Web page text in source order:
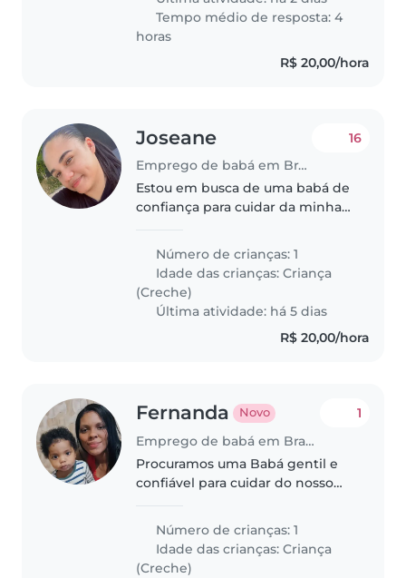
Tempo médio de resposta: 4
horas
R$ 20,00/hora
Joseane
Emprego de babá em Brasília
16
Estou em busca de uma babá de
confiança para cuidar da minha
paciência e responsabilidade.
Procuro alguém que realmente
goste de crianças, seja atenciosa
e..
Número de crianças: 1
Idade das crianças:Criança
(Creche)
Última atividade: há 5 dias
R$ 20,00/hora
Fernanda Novo
Emprego de babá em Brasília
1
Procuramos uma Babá gentil e
confiável para cuidar do nosso
e é cheio de energia. Precisamos
de alguém que realmente goste
de criança. E que esteja..
Número de crianças: 1
Idade das crianças:Criança
(Creche)